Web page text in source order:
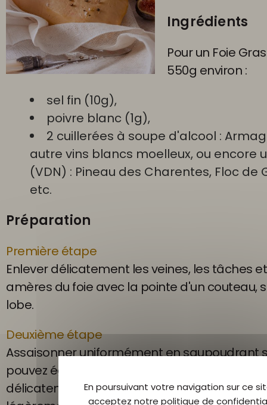
Ingrédients
Pour un Foie
550g environ :
sel fin (10g),
poivre blanc (1g),
2 cuillerées à soupe d'alcool :
autre vins blancs moelleux, ou encore
(VDN) : Pineau des Charentes, Floc de
etc.
Préparation
Première étape
Enlever délicatement les veines, les tâches
amères du foie avec la pointe d'un couteau,
lobe.
Deuxième étape
Assaisonner uniformément en saupoudrant
pouvez également ajouter 1g de sucre.
délicatement dans une terrine en terre cuite
En poursuivant votre navigation sur ce
acceptez notre politique de